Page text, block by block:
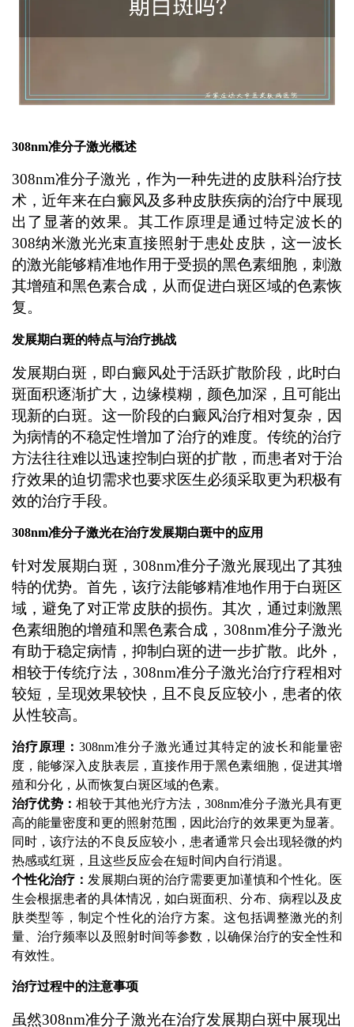
308nm准分子激光概述
308nm准分子激光，作为一种先进的皮肤科治疗技
术，近年来在白癜风及多种皮肤疾病的治疗中展现
出了显著的效果。其工作原理是通过特定波长的
308纳米激光光束直接照射于患处皮肤，这一波长
的激光能够精准地作用于受损的黑色素细胞，刺激
其增殖和黑色素合成，从而促进白斑区域的色素恢
复。
发展期白斑的特点与治疗挑战
发展期白斑，即白癜风处于活跃扩散阶段，此时白
斑面积逐渐扩大，边缘模糊，颜色加深，且可能出
现新的白斑。这一阶段的白癜风治疗相对复杂，因
为病情的不稳定性增加了治疗的难度。传统的治疗
方法往往难以迅速控制白斑的扩散，而患者对于治
疗效果的迫切需求也要求医生必须采取更为积极有
效的治疗手段。
308nm准分子激光在治疗发展期白斑中的应用
针对发展期白斑，308nm准分子激光展现出了其独
特的优势。首先，该疗法能够精准地作用于白斑区
域，避免了对正常皮肤的损伤。其次，通过刺激黑
色素细胞的增殖和黑色素合成，308nm准分子激光
有助于稳定病情，抑制白斑的进一步扩散。此外，
相较于传统疗法，308nm准分子激光治疗疗程相对
较短，呈现效果较快，且不良反应较小，患者的依
从性较高。
治疗原理： 308nm准分子激光通过其特定的波长和能量密
度，能够深入皮肤表层，直接作用于黑色素细胞，促进其增
殖和分化，从而恢复白斑区域的色素。
治疗优势：相较于其他光疗方法，308nm准分子激光具有更
高的能量密度和更的照射范围，因此治疗的效果更为显著。
同时，该疗法的不良反应较小，患者通常只会出现轻微的灼
热感或红斑，且这些反应会在短时间内自行消退。
个性化治疗： 发展期白斑的治疗需要更加谨慎和个性化。医
生会根据患者的具体情况，如白斑面积、分布、病程以及皮
肤类型等，制定个性化的治疗方案。这包括调整激光的剂
量、治疗频率以及照射时间等参数，以确保治疗的安全性和
有效性。
治疗过程中的注意事项
虽然308nm准分子激光在治疗发展期白斑中展现出